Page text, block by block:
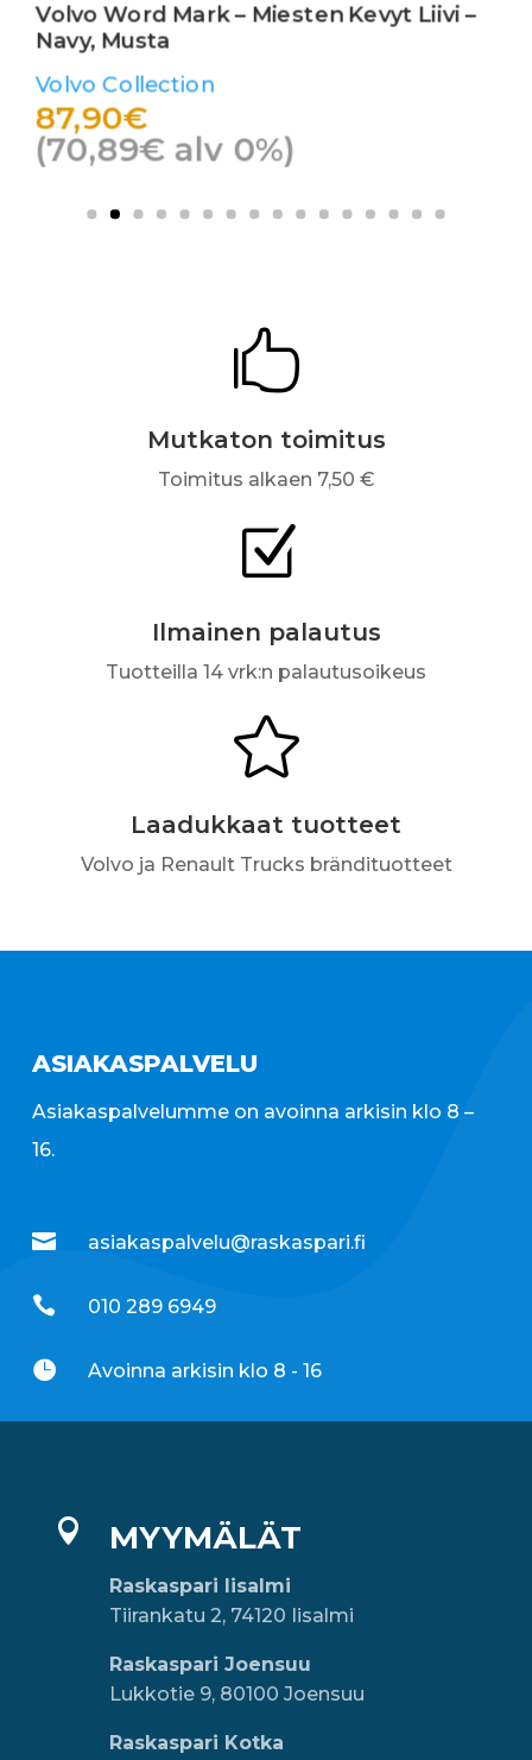
Volvo Word Mark – Miesten Kevyt Liivi –
Navy, Musta
Volvo Collection
87,90€
(70,89€alv 0%)

Mutkaton toimitus
Toimitus alkaen 7,50 €
Z
Ilmainen palautus
Tuotteilla 14 vrk:n palautusoikeus

Laadukkaat tuotteet
Volvo ja Renault Trucks brändituotteet
ASIAKASPALVELU
Asiakaspalvelumme on avoinna arkisin klo 8 –
16.
 asiakaspalvelu@raskaspari.fi
 010 289 6949
 Avoinna arkisin klo 8 - 16
 MYYMÄLÄT
Raskaspari Iisalmi
Tiirankatu 2, 74120 Iisalmi
Raskaspari Joensuu
Lukkotie 9, 80100 Joensuu
Raskaspari Kotka